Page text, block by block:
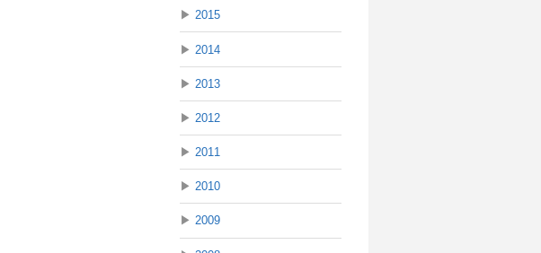
▶ 2015
▶ 2014
▶ 2013
▶ 2012
▶ 2011
▶ 2010
▶ 2009